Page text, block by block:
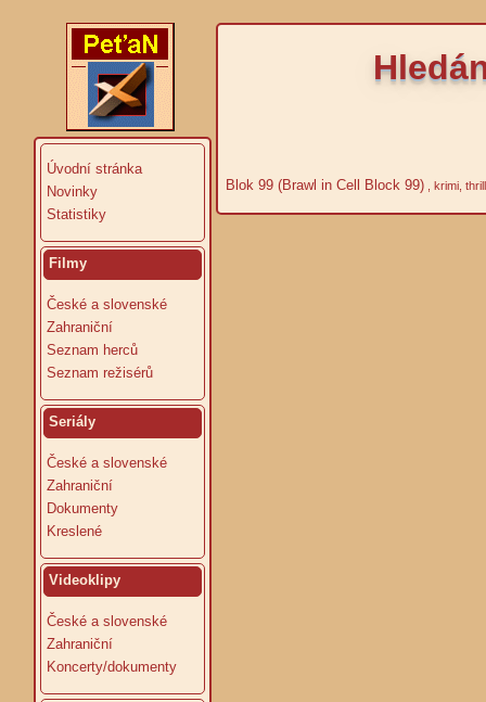
Úvodní stránka
Novinky
Statistiky
Filmy
České a slovenské
Zahraniční
Seznam herců
Seznam režisérů
Seriály
České a slovenské
Zahraniční
Dokumenty
Kreslené
Videoklipy
České a slovenské
Zahraniční
Koncerty/dokumenty
Blok 99 (Brawl in Cell Block 99) , krimi,